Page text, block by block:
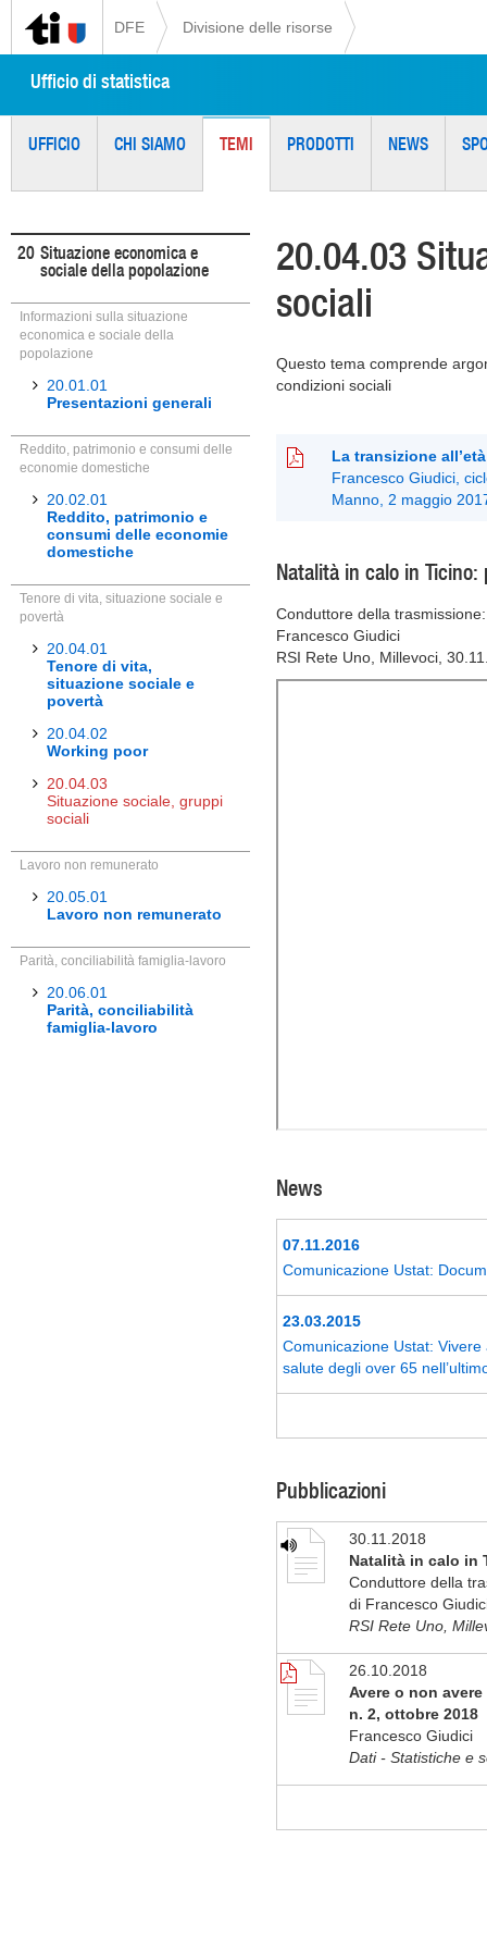
DFE Divisione delle risorse
Ufficio di statistica
UFFICIO CHI SIAMO TEMI PRODOTTI NEWS
20 Situazione economica e
sociale della popolazione
Informazioni sulla situazione
economica e sociale della
popolazione
20.01.01
Presentazioni generali
Reddito, patrimonio e consumi delle
economie domestiche
20.02.01
Reddito, patrimonio e
consumi delle economie
domestiche
Tenore di vita, situazione sociale e
povertà
20.04.01
Tenore di vita,
situazione sociale e
povertà
20.04.02
Working poor
20.04.03
Situazione sociale, gruppi
sociali
Lavoro non remunerato
20.05.01
Lavoro non remunerato
Parità, conciliabilità famiglia-lavoro
20.06.01
Parità, conciliabilità
famiglia-lavoro
20.04.03
sociali
Questo tema comprende
condizioni sociali
La transizione
Francesco Giudici,
Manno, 2 maggio
Natalità in calo in
Conduttore della
Francesco Giudici
RSI Rete Uno, Millevoci,
News
07.11.2016
Comunicazione Ustat:
23.03.2015
Comunicazione Ustat:
salute degli over 65
Pubblicazioni
30.11.2018
Natalità in calo in
Conduttore della
di Francesco
RSI Rete Uno,
26.10.2018
Avere o non
n. 2, ottobre 2018
Francesco Giudici
Dati - Statistiche e